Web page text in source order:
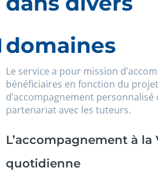
domaines
Le service a pour mission
bénéficiaires en fonction du projet
d’accompagnement personnalisé
partenariat avec les tuteurs.
L’accompagnement à la
quotidienne